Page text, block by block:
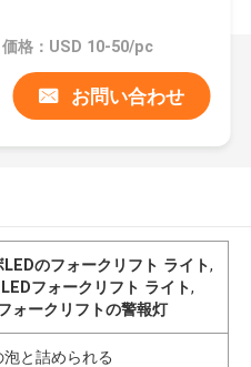
価格：USD 10-50/pc
お問い合わせ
LEDのフォークリフト ライト,
フォークリフト ライト,
ォークリフトの警報灯
と詰められる